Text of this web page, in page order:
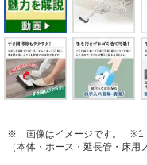
※ 画像はイメージです。
※1
（本体・ホース・延長管・床用